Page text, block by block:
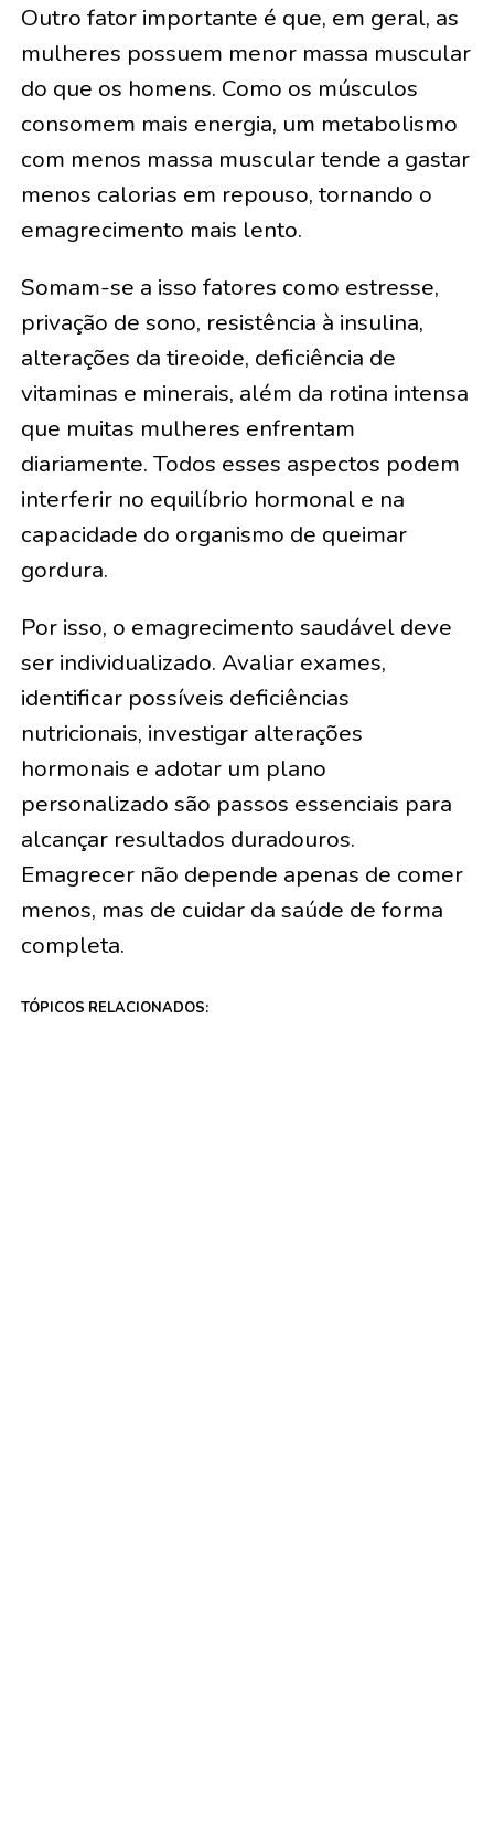
Outro fator importante é que, em geral, as
mulheres possuem menor massa muscular
do que os homens. Como os músculos
consomem mais energia, um metabolismo
com menos massa muscular tende a gastar
menos calorias em repouso, tornando o
emagrecimento mais lento.
Somam-se a isso fatores como estresse,
privação de sono, resistência à insulina,
alterações da tireoide, deficiência de
vitaminas e minerais, além da rotina intensa
que muitas mulheres enfrentam
diariamente. Todos esses aspectos podem
interferir no equilíbrio hormonal e na
capacidade do organismo de queimar
gordura.
Por isso, o emagrecimento saudável deve
ser individualizado. Avaliar exames,
identificar possíveis deficiências
nutricionais, investigar alterações
hormonais e adotar um plano
personalizado são passos essenciais para
alcançar resultados duradouros.
Emagrecer não depende apenas de comer
menos, mas de cuidar da saúde de forma
completa.
TÓPICOS RELACIONADOS: